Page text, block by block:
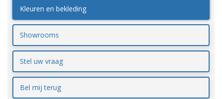
Kleuren en bekleding
Showrooms
Stel uw vraag
Bel mij terug